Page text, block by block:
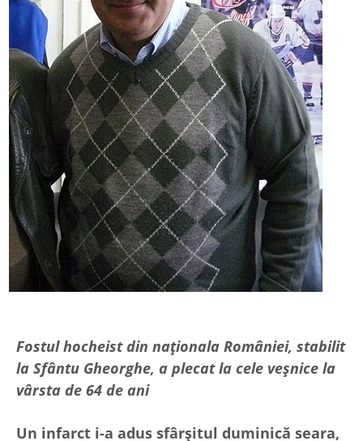
Fostul hocheist din naționala României, stabilit
la Sfântu Gheorghe, a plecat la cele veșnice la
vârsta de 64 de ani
Un infarct i-a adus sfârșitul duminică seara,